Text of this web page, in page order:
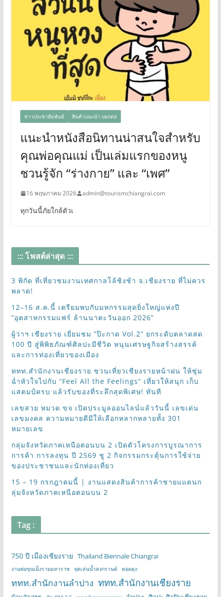
ข่าวประชาสัมพันธ์ สินค้าแนะนำ บอกต่อ
แนะนำหนังสือนิทานน่าสนใจสำหรับ
คุณพ่อคุณแม่ เป็นเล่มแรกของหนู
ชวนรู้จัก “ร่างกาย” และ “เพศ”
16 พฤษภาคม 2026 admin@tourismchiangrai.com
ทุกวันนี้ภัยใกล้ตัวเ
::: โพสต์ล่าสุด :::
3 พิกัด ที่เที่ยวชมงานเทศกาลโล้ชิงช้า จ.เชียงราย ที่ไม่ควร
พลาด!
12–16 ส.ค.นี้ เตรียมพบกับมหกรรมสุดยิ่งใหญ่แห่งปี
“อุตสาหกรรมแฟร์ ล้านนาตะวันออก 2026”
ผู้ว่าฯ เชียงราย เยี่ยมชม “ป๊ะกาด Vol.2” ยกระดับตลาดสด
100 ปี สู่พิพิธภัณฑ์ศิลปะมีชีวิต หนุนเศรษฐกิจสร้างสรรค์
และการท่องเที่ยวของเมือง
ททท.สำนักงานเชียงราย ชวนเที่ยวเชียงรายหน้าฝน ให้ชุ่ม
ฉ่ำหัวใจไปกับ “Feel All the Feelings” เที่ยวให้สนุก เก็บ
แสตมป์ครบ แล้วรับของที่ระลึกสุดพิเศษ! ทันที
เลขสวย หมวด ขจ เปิดประมูลออนไลน์แล้ววันนี้ เลขเด่น
เลขมงคล ความหมายดีมีให้เลือกหลากหลายทั้ง 301
หมายเลข
กลุ่มจังหวัดภาคเหนือตอนบน 2 เปิดตัวโครงการบูรณาการ
การค้า การลงทุน ปี 2569 ชู 2 กิจกรรมกระตุ้นการใช้จ่าย
ของประชาชนและนักท่องเที่ยว
15 – 19 กรกฎาคมนี้ | งานแสดงสินค้าการค้าชายแแดนก
ลุ่มจังหวัดภาคเหนือตอนบน 2
Tag :
750 ปี เมืองเชียงราย Thailand Biennale Chiangrai
งานพ่อขุนเม็งรายมหาราช จุดเล่นน้ำสงกรานต์ ดอยตุง
ททท.สำนักงานลำปาง ททท.สำนักงานเชียงราย